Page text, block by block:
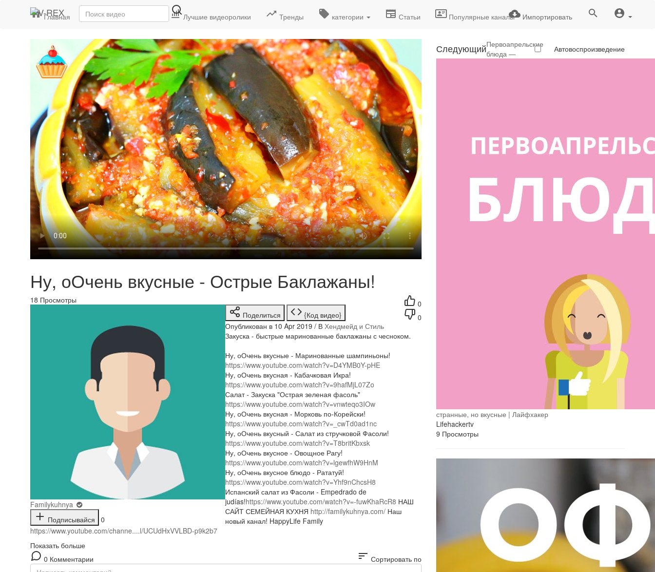
Импортировать
Главная Последние видео Лучшие видеоролики Тренды категории Статьи Популярные каналы
Следующий Автовоспроизведение
Первоапрельские
блюда —
странные, но вкусные | Лайфхакер
Lifehackertv
9 Просмотры
Ну, оОчень вкусные - Острые Баклажаны!
0
0
18 Просмотры
Familykuhnya
Подписывайся
0
Поделиться
{Код видео}
Опубликован в 10 Apr 2019 / В Хендмейд и Стиль
Закуска - быстрые маринованные баклажаны с чесноком.
Ну, оОчень вкусные - Маринованные шампиньоны!
https://www.youtube.com/watch?v=D4YMB0Y-pHE
Ну, оОчень вкусная - Кабачковая Икра!
https://www.youtube.com/watch?v=9hafMjL07Zo
Салат - Закуска "Острая зеленая фасоль"
https://www.youtube.com/watch?v=vnwteqo3IOw
Ну, оОчень вкусная - Морковь по-Корейски!
https://www.youtube.com/watch?v=_cwTd0ad1nc
Ну, оОчень вкусный - Салат из стручковой Фасоли!
https://www.youtube.com/watch?v=T8britKbxsk
Ну, оОчень вкусное - Овощное Рагу!
https://www.youtube.com/watch?v=lgewfhW9HnM
Ну, оОчень вкусное блюдо - Рататуй!
https://www.youtube.com/watch?v=Yhf9nChcsH8
Испанский салат из Фасоли - Empedrado de
judías!https://www.youtube.com/watch?v=-fuwKhaRcR8 НАШ
САЙТ СЕМЕЙНАЯ КУХНЯ http://familykuhnya.com/ Наш
новый канал! HappyLife Family
https://www.youtube.com/channe....l/UCUdHxVVLBD-p9k2b7
Показать больше
0 Комментарии
sort Сортировать по